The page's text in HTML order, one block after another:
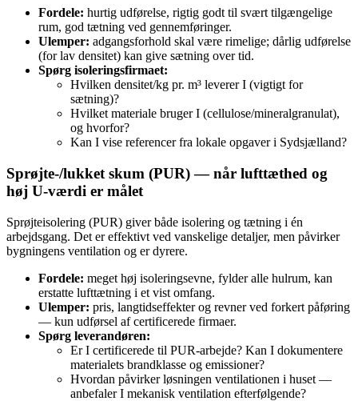
Fordele: hurtig udførelse, rigtig godt til svært tilgængelige
rum, god tætning ved gennemføringer.
Ulemper: adgangsforhold skal være rimelige; dårlig udførelse
(for lav densitet) kan give sætning over tid.
Spørg isoleringsfirmaet:
Hvilken densitet/kg pr. m³ leverer I (vigtigt for
sætning)?
Hvilket materiale bruger I (cellulose/mineralgranulat),
og hvorfor?
Kan I vise referencer fra lokale opgaver i Sydsjælland?
Sprøjte‑/lukket skum (PUR) — når lufttæthed og
høj U‑værdi er målet
Sprøjteisolering (PUR) giver både isolering og tætning i én
arbejdsgang. Det er effektivt ved vanskelige detaljer, men påvirker
bygningens ventilation og er dyrere.
Fordele: meget høj isoleringsevne, fylder alle hulrum, kan
erstatte lufttætning i et vist omfang.
Ulemper: pris, langtidseffekter og revner ved forkert påføring
— kun udførsel af certificerede firmaer.
Spørg leverandøren:
Er I certificerede til PUR‑arbejde? Kan I dokumentere
materialets brandklasse og emissioner?
Hvordan påvirker løsningen ventilationen i huset —
anbefaler I mekanisk ventilation efterfølgende?